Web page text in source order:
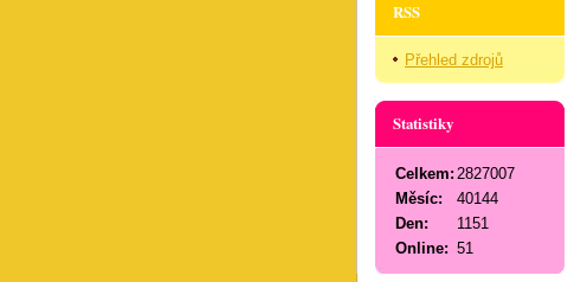
RSS
Přehled zdrojů
Statistiky
Online: 51
Celkem: 2827007
Měsíc:
40144
Den:
1151